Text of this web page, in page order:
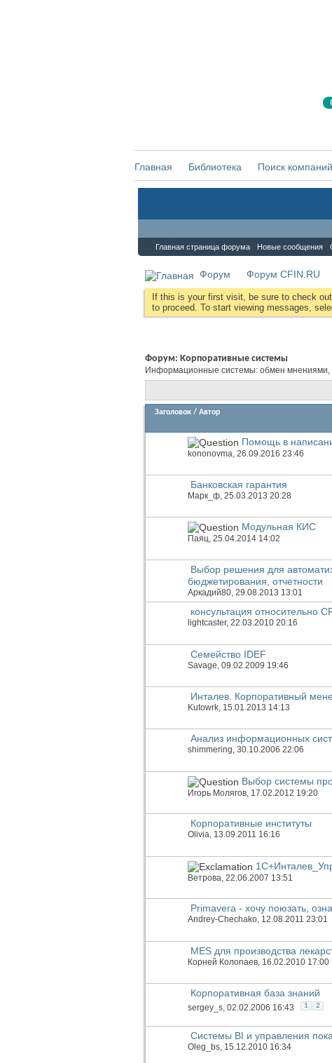
Главная Библиотека Поиск компаний
Главная страница форума Новые сообщения
Форум Форум CFIN.RU
If this is your first visit, be sure to check
to proceed. To start viewing messages,
Форум: Корпоративные системы
Информационные системы: обмен мнениями,
Заголовок / Автор
Помощь в
kononovma, 26.09.2016 23:46
Банковская гарантия
Марк_ф , 25.03.2013 20:28
Модульная КИС
Паяц, 25.04.2014 14:02
Выбор решения для
бюджетирования, отчетности
Аркадий80 , 29.08.2013 13:01
консультация относительно
lightcaster, 22.03.2010 20:16
Семейство IDEF
Savage , 09.02.2009 19:46
Инталев. Корпоративный
Kutowrk, 15.01.2013 14:13
Анализ информационных
shimmering, 30.10.2006 22:06
Выбор системы
Игорь Молягов , 17.02.2012 19:20
Корпоративные институты
Olivia, 13.09.2011 16:16
Ветрова , 22.06.2007 13:51
Primavera - хочу поюзать,
Andrey-Chechako, 12.08.2011 23:01
MES для производства
Корней Колопаев , 16.02.2010 17:00
Корпоративная база знаний
sergey_s, 02.02.2006 16:43 1 2
Системы BI и управления
Oleg_bs , 15.12.2010 16:34